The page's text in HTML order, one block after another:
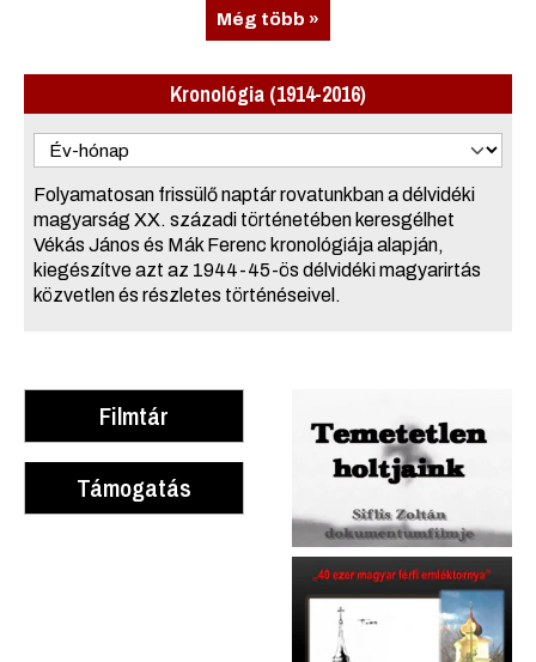
Filmtár
Támogatás
Még több »
Kronológia (1914-2016)
Folyamatosan frissülő naptár rovatunkban a délvidéki
magyarság XX. századi történetében keresgélhet
Vékás János és Mák Ferenc kronológiája alapján,
kiegészítve azt az 1944-45-ös délvidéki magyarirtás
közvetlen és részletes történéseivel.